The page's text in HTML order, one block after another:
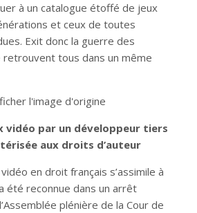
à un catalogue étoffé de jeux
et ceux de toutes
Exit donc la guerre des
tous dans un même
vidéo par un développeur tiers
aux droits d’auteur
en droit français s’assimile à
été reconnue dans un arrêt
plénière de la Cour de